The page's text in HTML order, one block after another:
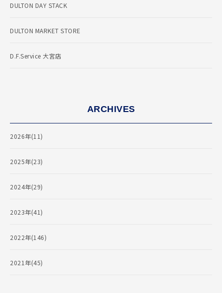
DULTON DAY STACK
DULTON MARKET STORE
D.F.Service 大宮店
ARCHIVES
2026年(11)
2025年(23)
2024年(29)
2023年(41)
2022年(146)
2021年(45)